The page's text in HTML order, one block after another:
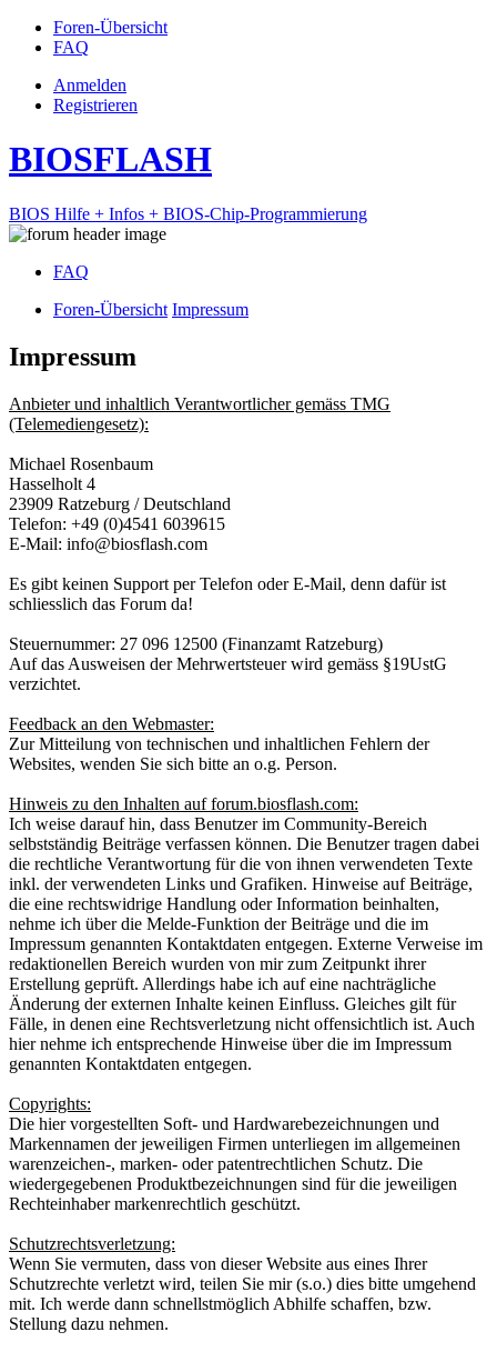
Foren-Übersicht
FAQ
Anmelden
Registrieren
BIOSFLASH
BIOS Hilfe + Infos + BIOS-Chip-Programmierung
FAQ
Foren-Übersicht Impressum
Impressum
Anbieter und inhaltlich Verantwortlicher gemäss TMG
(Telemediengesetz):
Michael Rosenbaum
Hasselholt 4
23909 Ratzeburg / Deutschland
Telefon: +49 (0)4541 6039615
E-Mail: info@biosflash.com
Es gibt keinen Support per Telefon oder E-Mail, denn dafür ist
schliesslich das Forum da!
Steuernummer: 27 096 12500 (Finanzamt Ratzeburg)
Auf das Ausweisen der Mehrwertsteuer wird gemäss §19UstG
verzichtet.
Feedback an den Webmaster:
Zur Mitteilung von technischen und inhaltlichen Fehlern der
Websites, wenden Sie sich bitte an o.g. Person.
Hinweis zu den Inhalten auf forum.biosflash.com:
Ich weise darauf hin, dass Benutzer im Community-Bereich
selbstständig Beiträge verfassen können. Die Benutzer tragen dabei
die rechtliche Verantwortung für die von ihnen verwendeten Texte
inkl. der verwendeten Links und Grafiken. Hinweise auf Beiträge,
die eine rechtswidrige Handlung oder Information beinhalten,
nehme ich über die Melde-Funktion der Beiträge und die im
Impressum genannten Kontaktdaten entgegen. Externe Verweise im
redaktionellen Bereich wurden von mir zum Zeitpunkt ihrer
Erstellung geprüft. Allerdings habe ich auf eine nachträgliche
Änderung der externen Inhalte keinen Einfluss. Gleiches gilt für
Fälle, in denen eine Rechtsverletzung nicht offensichtlich ist. Auch
hier nehme ich entsprechende Hinweise über die im Impressum
genannten Kontaktdaten entgegen.
Copyrights:
Die hier vorgestellten Soft- und Hardwarebezeichnungen und
Markennamen der jeweiligen Firmen unterliegen im allgemeinen
warenzeichen-, marken- oder patentrechtlichen Schutz. Die
wiedergegebenen Produktbezeichnungen sind für die jeweiligen
Rechteinhaber markenrechtlich geschützt.
Schutzrechtsverletzung:
Wenn Sie vermuten, dass von dieser Website aus eines Ihrer
Schutzrechte verletzt wird, teilen Sie mir (s.o.) dies bitte umgehend
mit. Ich werde dann schnellstmöglich Abhilfe schaffen, bzw.
Stellung dazu nehmen.